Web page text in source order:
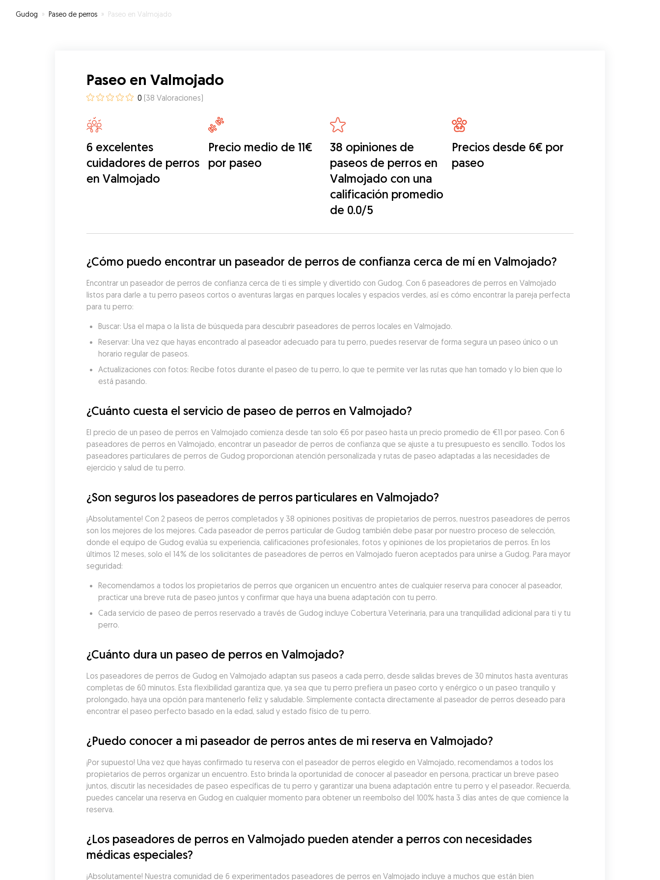
Gudog » Paseo de perros » Paseo en Valmojado
Paseo en Valmojado
0 (38 Valoraciones)
6 excelentes
cuidadores de perros
en Valmojado
Precio medio de 11€
por paseo
38 opiniones de
paseos de perros en
Valmojado con una
calificación promedio
de 0.0/5
Precios desde 6€ por
paseo
¿Cómo puedo encontrar un paseador de perros de confianza cerca de mí en Valmojado?
Encontrar un paseador de perros de confianza cerca de ti es simple y divertido con Gudog. Con 6 paseadores de perros en Valmojado
listos para darle a tu perro paseos cortos o aventuras largas en parques locales y espacios verdes, así es cómo encontrar la pareja perfecta
para tu perro:
Buscar: Usa el mapa o la lista de búsqueda para descubrir paseadores de perros locales en Valmojado.
Reservar: Una vez que hayas encontrado al paseador adecuado para tu perro, puedes reservar de forma segura un paseo único o un
horario regular de paseos.
Actualizaciones con fotos: Recibe fotos durante el paseo de tu perro, lo que te permite ver las rutas que han tomado y lo bien que lo
está pasando.
¿Cuánto cuesta el servicio de paseo de perros en Valmojado?
El precio de un paseo de perros en Valmojado comienza desde tan solo €6 por paseo hasta un precio promedio de €11 por paseo. Con 6
paseadores de perros en Valmojado, encontrar un paseador de perros de confianza que se ajuste a tu presupuesto es sencillo. Todos los
paseadores particulares de perros de Gudog proporcionan atención personalizada y rutas de paseo adaptadas a las necesidades de
ejercicio y salud de tu perro.
¿Son seguros los paseadores de perros particulares en Valmojado?
¡Absolutamente! Con 2 paseos de perros completados y 38 opiniones positivas de propietarios de perros, nuestros paseadores de perros
son los mejores de los mejores. Cada paseador de perros particular de Gudog también debe pasar por nuestro proceso de selección,
donde el equipo de Gudog evalúa su experiencia, calificaciones profesionales, fotos y opiniones de los propietarios de perros. En los
últimos 12 meses, solo el 14% de los solicitantes de paseadores de perros en Valmojado fueron aceptados para unirse a Gudog. Para mayor
seguridad:
Recomendamos a todos los propietarios de perros que organicen un encuentro antes de cualquier reserva para conocer al paseador,
practicar una breve ruta de paseo juntos y confirmar que haya una buena adaptación con tu perro.
Cada servicio de paseo de perros reservado a través de Gudog incluye Cobertura Veterinaria, para una tranquilidad adicional para ti y tu
perro.
¿Cuánto dura un paseo de perros en Valmojado?
Los paseadores de perros de Gudog en Valmojado adaptan sus paseos a cada perro, desde salidas breves de 30 minutos hasta aventuras
completas de 60 minutos. Esta flexibilidad garantiza que, ya sea que tu perro prefiera un paseo corto y enérgico o un paseo tranquilo y
prolongado, haya una opción para mantenerlo feliz y saludable. Simplemente contacta directamente al paseador de perros deseado para
encontrar el paseo perfecto basado en la edad, salud y estado físico de tu perro.
¿Puedo conocer a mi paseador de perros antes de mi reserva en Valmojado?
¡Por supuesto! Una vez que hayas confirmado tu reserva con el paseador de perros elegido en Valmojado, recomendamos a todos los
propietarios de perros organizar un encuentro. Esto brinda la oportunidad de conocer al paseador en persona, practicar un breve paseo
juntos, discutir las necesidades de paseo específicas de tu perro y garantizar una buena adaptación entre tu perro y el paseador. Recuerda,
puedes cancelar una reserva en Gudog en cualquier momento para obtener un reembolso del 100% hasta 3 días antes de que comience la
reserva.
¿Los paseadores de perros en Valmojado pueden atender a perros con necesidades
médicas especiales?
¡Absolutamente! Nuestra comunidad de 6 experimentados paseadores de perros en Valmojado incluye a muchos que están bien